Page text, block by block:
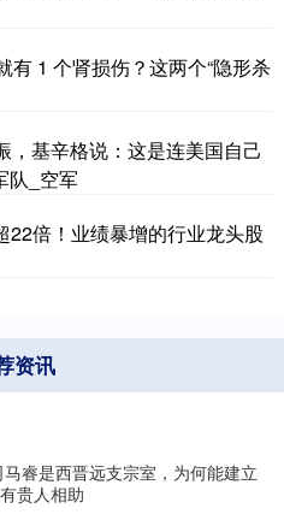
有 1 个肾损伤？这两个“隐形杀
，基辛格说：这是连美国自己
队_空军
倍！业绩暴增的行业龙头股
资讯
睿是西晋远支宗室，为何能建立
贵人相助